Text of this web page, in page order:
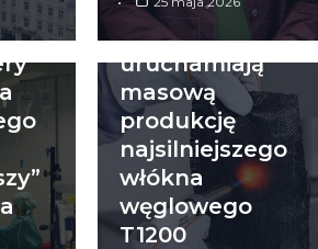
materiałowej:
Chiny
uruchamiają
masową
produkcję
najsilniejszego
włókna
węglowego
T1200